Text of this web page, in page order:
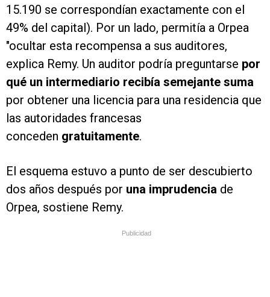
15.190 se correspondían exactamente con el
49% del capital). Por un lado, permitía a Orpea
"ocultar esta recompensa a sus auditores,
explica Remy. Un auditor podría preguntarse por
qué un intermediario recibía semejante suma
por obtener una licencia para una residencia que
las autoridades francesas
conceden gratuitamente.
El esquema estuvo a punto de ser descubierto
dos años después por una imprudencia de
Orpea, sostiene Remy.
Publicidad